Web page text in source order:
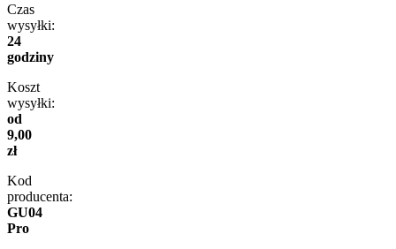
Czas
wysyłki:
24
godziny
Koszt
wysyłki:
od
9,00
zł
Kod
producenta:
GU04
Pro